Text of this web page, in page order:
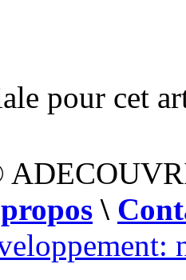
pour cet
\